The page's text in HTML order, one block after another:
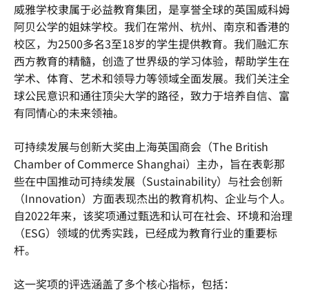
威雅学校隶属于必益教育集团，是享誉全球的英国威科姆
阿贝公学的姐妹学校。我们在常州、杭州、南京和香港的
校区，为2500多名3至18岁的学生提供教育。我们融汇东
西方教育的精髓，创造了世界级的学习体验，帮助学生在
学术、体育、艺术和领导力等领域全面发展。我们关注全
球公民意识和通往顶尖大学的路径，致力于培养自信、富
有同情心的未来领袖。
可持续发展与创新大奖由上海英国商会（The British
Chamber of Commerce Shanghai）主办，旨在表彰那
些在中国推动可持续发展（Sustainability）与社会创新
（Innovation）方面表现杰出的教育机构、企业与个人。
自2022年来，该奖项通过甄选和认可在社会、环境和治理
（ESG）领域的优秀实践，已经成为教育行业的重要标
杆。
这一奖项的评选涵盖了多个核心指标，包括：